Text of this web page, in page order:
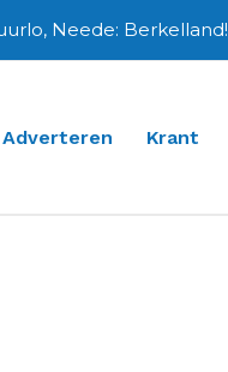
Neede: Berkelland!
Adverteren Krant